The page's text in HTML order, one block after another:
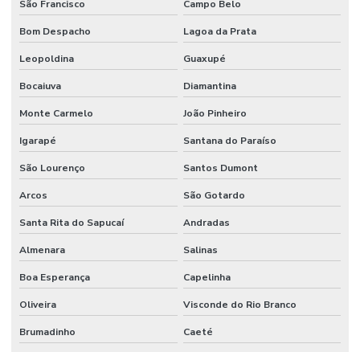
São Francisco Campo Belo
Bom Despacho Lagoa da Prata
Leopoldina Guaxupé
Bocaiuva Diamantina
Monte Carmelo João Pinheiro
Igarapé Santana do Paraíso
São Lourenço Santos Dumont
Arcos São Gotardo
Santa Rita do Sapucaí Andradas
Almenara Salinas
Boa Esperança Capelinha
Oliveira Visconde do Rio Branco
Brumadinho Caeté